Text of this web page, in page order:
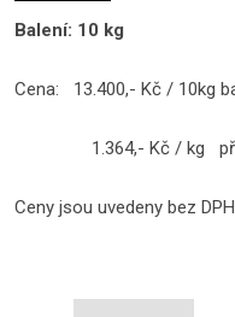
Balení: 10 kg
Cena: 13.400,- Kč / 10kg
1.364,- Kč / kg při
Ceny jsou uvedeny bez